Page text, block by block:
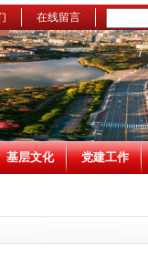
在线留言
基层文化 党建工作